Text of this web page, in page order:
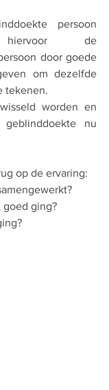
persoon
hiervoor de
door goede
om dezelfde
tekenen.
worden en
nu
op de ervaring:
goed ging?